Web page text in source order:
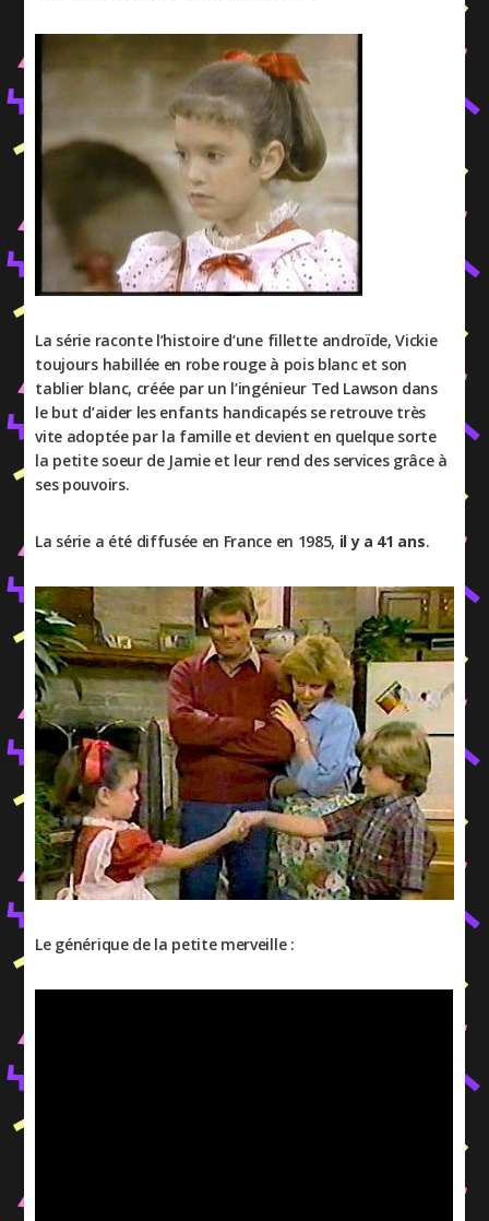
La série raconte l’histoire d’une fillette androïde, Vickie
toujours habillée en robe rouge à pois blanc et son
tablier blanc, créée par un l’ingénieur Ted Lawson dans
le but d’aider les enfants handicapés se retrouve très
vite adoptée par la famille et devient en quelque sorte
la petite soeur de Jamie et leur rend des services grâce à
ses pouvoirs.
La série a été diffusée en France en 1985, il y a 41 ans.
Le générique de la petite merveille :